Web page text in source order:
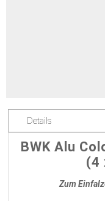
Details
BWK Alu
(4
Zum